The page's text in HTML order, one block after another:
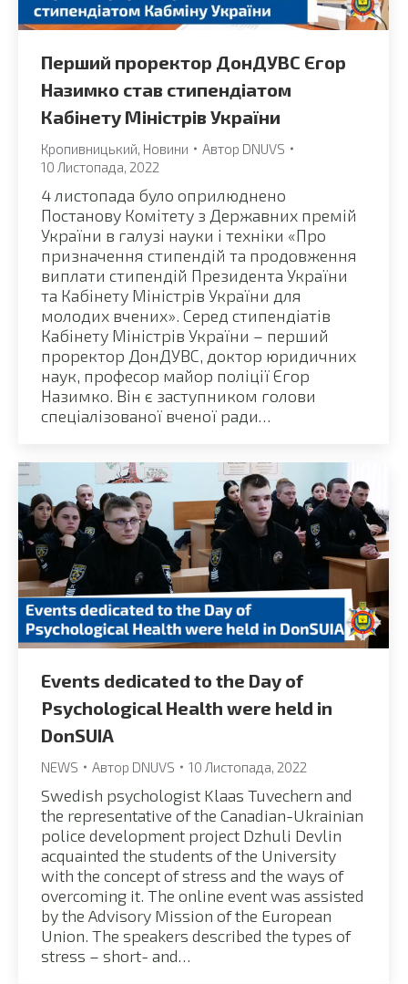
Перший проректор ДонДУВС Єгор
Назимко став стипендіатом
Кабінету Міністрів України
Кропивницький Новини Автор DNUVS
10 Листопада, 2022
4 листопада було оприлюднено
Постанову Комітету з Державних премій
України в галузі науки і техніки «Про
призначення стипендій та продовження
виплати стипендій Президента України
та Кабінету Міністрів України для
молодих вчених». Серед стипендіатів
Кабінету Міністрів України – перший
проректор ДонДУВС, доктор юридичних
наук, професор майор поліції Єгор
Назимко. Він є заступником голови
спеціалізованої вченої ради…
Events dedicated to the Day of
Psychological Health were held in
DonSUIA
NEWS Автор DNUVS 10 Листопада, 2022
Swedish psychologist Klaas Tuvechern and
the representative of the Canadian-Ukrainian
police development project Dzhuli Devlin
acquainted the students of the University
with the concept of stress and the ways of
overcoming it. The online event was assisted
by the Advisory Mission of the European
Union. The speakers described the types of
stress – short- and…